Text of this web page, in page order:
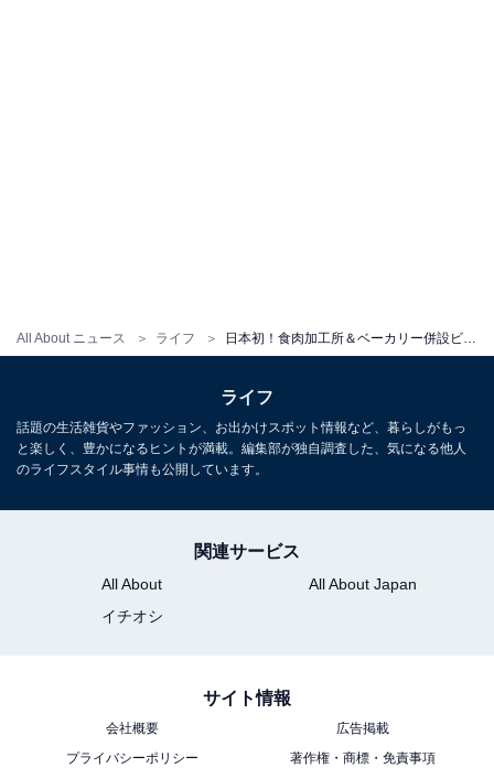
All About ニュース ライフ
ディナータイムには、クラフトビールに合う「アイスバイン（3980円税
ライフ
話題の生活雑貨やファッション、お出かけスポット情報など、暮らしがもっ
と楽しく、豊かになるヒントが満載。編集部が独自調査した、気になる他人
のライフスタイル事情も公開しています。
関連サービス
All About
All About Japan
イチオシ
サイト情報
会社概要
広告掲載
プライバシーポリシー
著作権・商標・免責事項